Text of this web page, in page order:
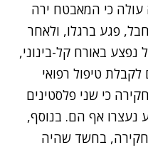
כי המאבטח ירה
פגע ברגלו, ולאחר
באורח קל-בינוני,
לקבלת טיפול רפואי
כי שני פלסטינים
נעצרו אף הם. בנוסף,
בחשד שהיה